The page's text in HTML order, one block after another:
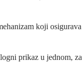
koji osigurava
prikaz u jednom, za